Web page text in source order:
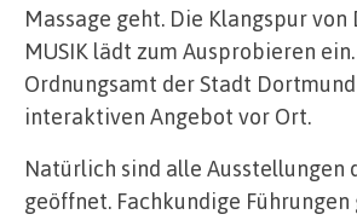
Massage geht. Die Klangspur von
MUSIK lädt zum Ausprobieren
Ordnungsamt der Stadt
interaktiven Angebot vor Ort.
Natürlich sind alle Ausstellungen
geöffnet. Fachkundige